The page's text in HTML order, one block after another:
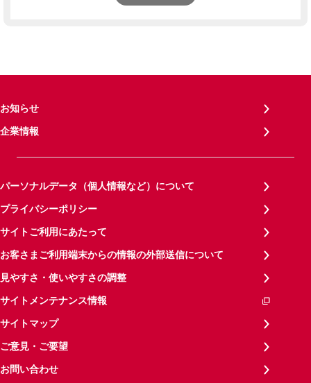
お知らせ
企業情報
パーソナルデータ（個人情報など）について
プライバシーポリシー
サイトご利用にあたって
お客さまご利用端末からの情報の外部送信について
見やすさ・使いやすさの調整
サイトメンテナンス情報
サイトマップ
ご意見・ご要望
お問い合わせ